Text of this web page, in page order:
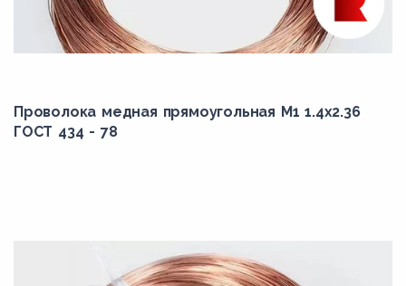
Проволока медная прямоугольная М1 1.4x2.36
ГОСТ 434 - 78